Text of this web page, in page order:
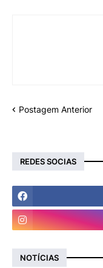
Postagem Anterior
REDES SOCIAS
NOTÍCIAS